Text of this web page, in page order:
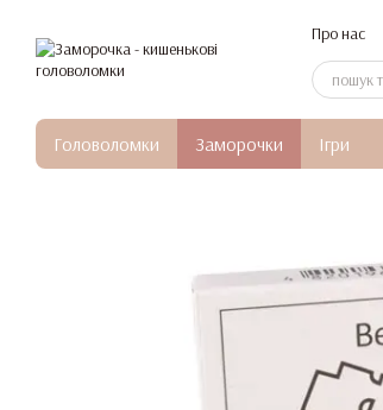
Про нас
Головоломки Заморочки Ігри